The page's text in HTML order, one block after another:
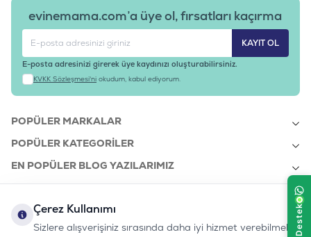
evinemama.com’a üye ol, fırsatları kaçırma
KAYIT OL
E-posta adresinizi girerek üye kaydınızı oluşturabilirsiniz.
KVKK Sözleşmesi'ni okudum, kabul ediyorum.
POPÜLER MARKALAR
POPÜLER KATEGORILER
EN POPÜLER BLOG YAZILARIMIZ
KURUMSAL
Çerez Kullanımı
Sizlere alışverişiniz sırasında daha iyi hizmet verebilmek